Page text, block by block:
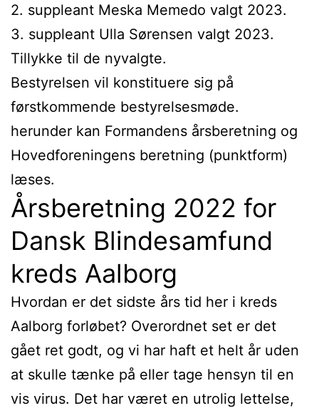
2. suppleant Meska Memedo valgt 2023.
3. suppleant Ulla Sørensen valgt 2023.
Tillykke til de nyvalgte.
Bestyrelsen vil konstituere sig på
førstkommende bestyrelsesmøde.
herunder kan Formandens årsberetning og
Hovedforeningens beretning (punktform)
læses.
Årsberetning 2022 for
Dansk Blindesamfund
kreds Aalborg
Hvordan er det sidste års tid her i kreds
Aalborg forløbet? Overordnet set er det
gået ret godt, og vi har haft et helt år uden
at skulle tænke på eller tage hensyn til en
vis virus. Det har været en utrolig lettelse,